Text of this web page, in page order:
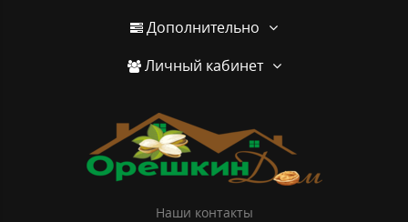
Дополнительно
Личный кабинет
Наши контакты